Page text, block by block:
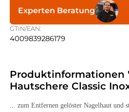
Experten Beratung
GTIN/EAN:
4009839286179
Produktinformationen
Hautschere Classic
... zum Entfernen gelöster Nagelhaut und